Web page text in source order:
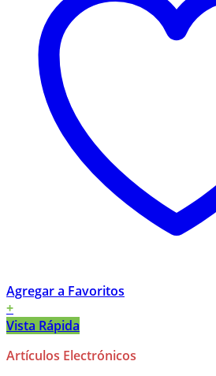
Agregar a Favoritos
+
Vista Rápida
Artículos Electrónicos